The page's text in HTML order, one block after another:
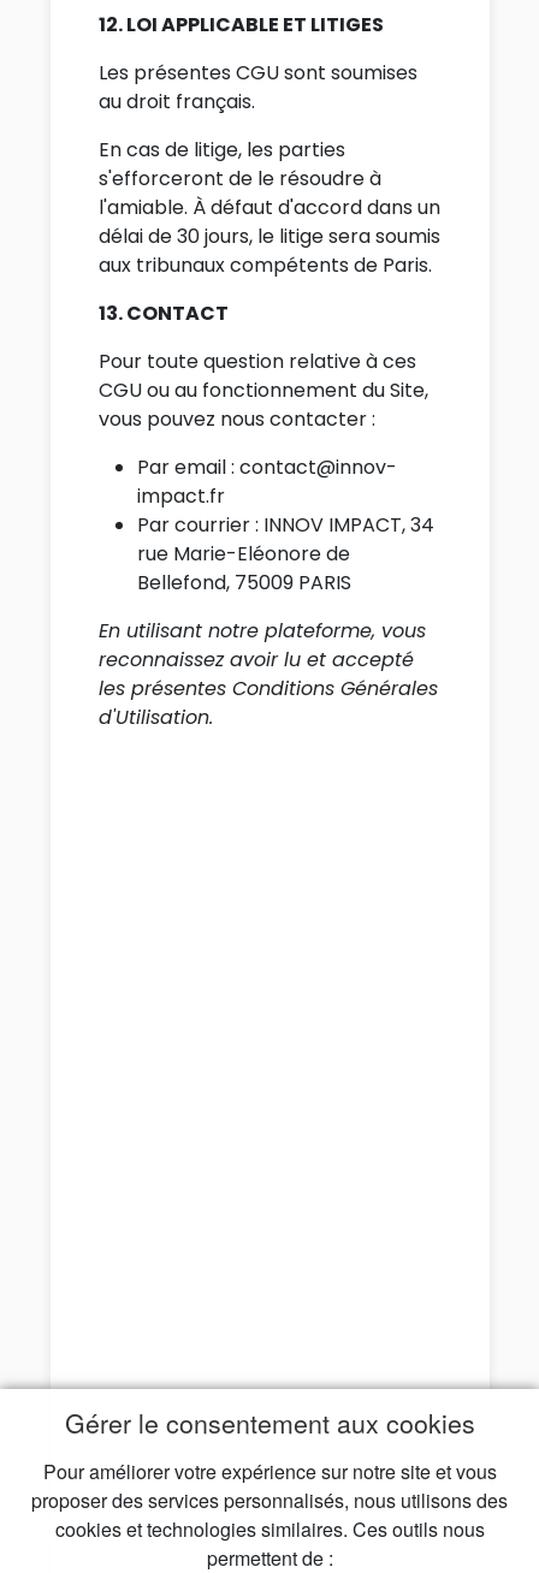
12. LOI APPLICABLE ET LITIGES
Les présentes CGU sont soumises
au droit français.
En cas de litige, les parties
s'efforceront de le résoudre à
l'amiable. À défaut d'accord dans un
délai de 30 jours, le litige sera soumis
aux tribunaux compétents de Paris.
13. CONTACT
Pour toute question relative à ces
CGU ou au fonctionnement du Site,
vous pouvez nous contacter :
Par email : contact@innov-
impact.fr
Par courrier : INNOV IMPACT, 34
rue Marie-Eléonore de
Bellefond, 75009 PARIS
En utilisant notre plateforme, vous
reconnaissez avoir lu et accepté
les présentes Conditions Générales
d'Utilisation.
Gérer le consentement aux cookies
Pour améliorer votre expérience sur notre site et vous
proposer des services personnalisés, nous utilisons des
cookies et technologies similaires. Ces outils nous
permettent de :